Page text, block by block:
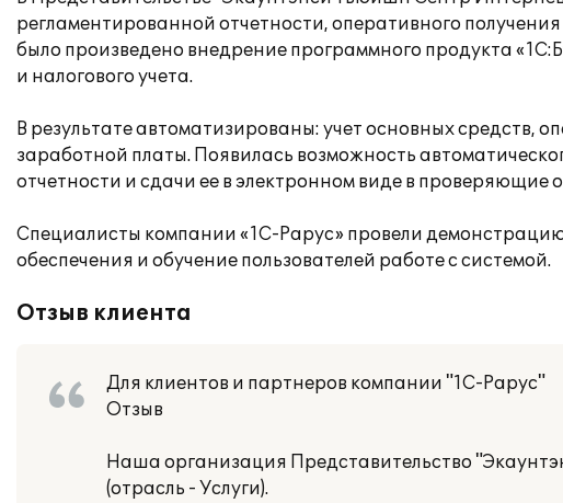
регламентированной отчетности, оперативного
было произведено внедрение программного продукта
и налогового учета.
В результате автоматизированы: учет основных средств,
заработной платы. Появилась возможность
отчетности и сдачи ее в электронном виде в проверяющие
Специалисты компании «1С-Рарус» провели
обеспечения и обучение пользователей работе с системой.
Отзыв клиента
Для клиентов и партнеров компании "1С-Рарус"
Отзыв
Наша организация Представительство
(отрасль - Услуги).